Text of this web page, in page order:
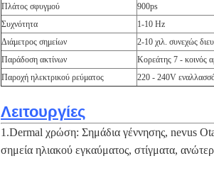
Πλάτος σφυγμού
900ps
Συχνότητα
1-10 Hz
Διάμετρος σημείων
2-10 χιλ. συνεχώς
Παράδοση ακτίνων
Κορεάτης 7 - κοινός
Παροχή ηλεκτρικού ρεύματος
220 - 240V
Λειτουργίες
1.Dermal χρώση: Σημάδια γέννησης, nevus
σημεία ηλιακού εγκαύματος, στίγματα,